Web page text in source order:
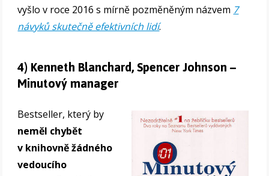
vyšlo v roce 2016 s mírně pozměněným názvem 7
návyků skutečně efektivních lidí.
4) Kenneth Blanchard, Spencer Johnson –
Minutový manager
Bestseller, který by
neměl chybět
v knihovně žádného
vedoucího